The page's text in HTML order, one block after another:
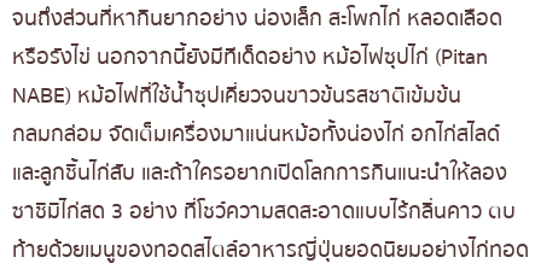
จนถึงส่วนที่หากินยากอย่าง น่องเล็ก สะโพกไก่ หลอดเลือด
หรือรังไข่ นอกจากนี้ยังมีทีเด็ดอย่าง หม้อไฟซุปไก่ (Pitan
NABE) หม้อไฟที่ใช้น้ำซุปเคี่ยวจนขาวข้นรสชาติเข้มข้น
กลมกล่อม จัดเต็มเครื่องมาแน่นหม้อทั้งน่องไก่ อกไก่สไลด์
และลูกชิ้นไก่สับ และถ้าใครอยากเปิดโลกการกินแนะนำให้ลอง
ซาชิมิไก่สด 3 อย่าง ที่โชว์ความสดสะอาดแบบไร้กลิ่นคาว ตบ
ท้ายด้วยเมนูของทอดสไตล์อาหารญี่ปุ่นยอดนิยมอย่างไก่ทอด